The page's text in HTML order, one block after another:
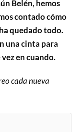
Belén, hemos
contado cómo
quedado todo.
una cinta para
en cuando.
cada nueva